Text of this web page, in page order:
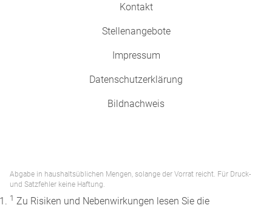
Kontakt
Stellenangebote
Impressum
Datenschutzerklärung
Bildnachweis
Abgabe in haushaltsüblichen Mengen, solange der Vorrat reicht. Für Druck-
und Satzfehler keine Haftung.
1 Zu Risiken und Nebenwirkungen lesen Sie die